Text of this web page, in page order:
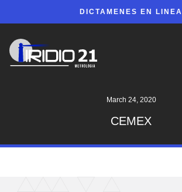
DICTAMENES EN LINEA
March 24, 2020
CEMEX